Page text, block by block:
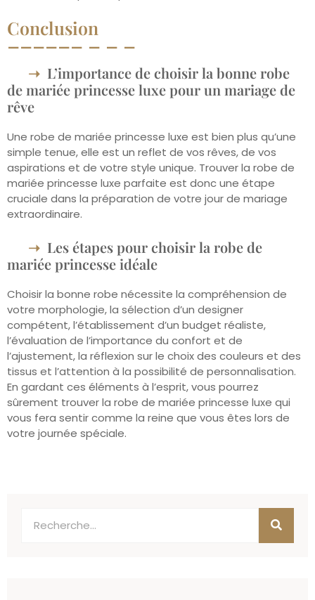
Conclusion
L’importance de choisir la bonne robe
de mariée princesse luxe pour un mariage de
rêve
Une robe de mariée princesse luxe est bien plus qu’une
simple tenue, elle est un reflet de vos rêves, de vos
aspirations et de votre style unique. Trouver la robe de
mariée princesse luxe parfaite est donc une étape
cruciale dans la préparation de votre jour de mariage
extraordinaire.
Les étapes pour choisir la robe de
mariée princesse idéale
Choisir la bonne robe nécessite la compréhension de
votre morphologie, la sélection d’un designer
compétent, l’établissement d’un budget réaliste,
l’évaluation de l’importance du confort et de
l’ajustement, la réflexion sur le choix des couleurs et des
tissus et l’attention à la possibilité de personnalisation.
En gardant ces éléments à l’esprit, vous pourrez
sûrement trouver la robe de mariée princesse luxe qui
vous fera sentir comme la reine que vous êtes lors de
votre journée spéciale.